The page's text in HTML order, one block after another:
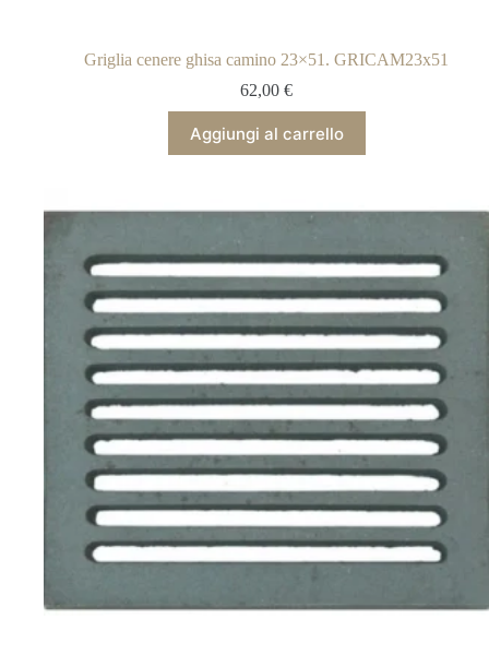
Griglia cenere ghisa camino 23×51. GRICAM23x51
62,00 €
Aggiungi al carrello